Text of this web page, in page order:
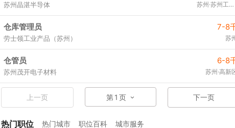
苏州晶湛半导体 苏州·苏州工业园区
仓库管理员 7-8
劳士领工业产品（苏州） 苏
仓管员 6-8
苏州茂开电子材料 苏州·高新
上一页 第1 页 下一页
热门职位 热门城市 职位百科 城市服务